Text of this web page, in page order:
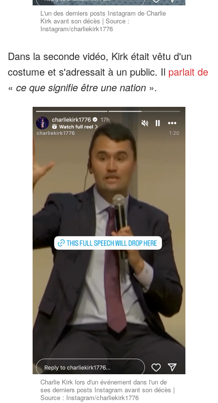
L'un des derniers posts Instagram de Charlie
Kirk avant son décès | Source :
Instagram/charliekirk1776
Dans la seconde vidéo, Kirk était vêtu d'un
costume et s'adressait à un public. Il parlait de
« ce que signifie être une nation ».
Charlie Kirk lors d'un événement dans l'un de
ses derniers posts Instagram avant son décès |
Source : Instagram/charliekirk1776